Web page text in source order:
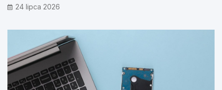
24 lipca 2026